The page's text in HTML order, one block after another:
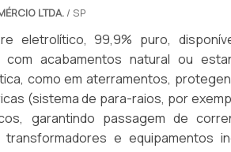
(Revenda ou Consumo).
LTDA./ SP
eletrolítico, 99,9% puro,
acabamentos natural ou
como em aterramentos,
(sistema de para-raios, por
garantindo passagem de
e equipamentos